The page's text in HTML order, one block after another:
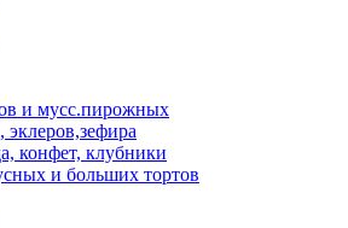
и мусс.пирожных
эклеров,зефира
конфет, клубники
и больших тортов